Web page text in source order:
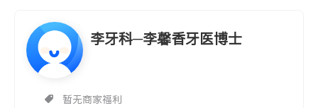
李牙科─李馨香牙医博士
暂无商家福利